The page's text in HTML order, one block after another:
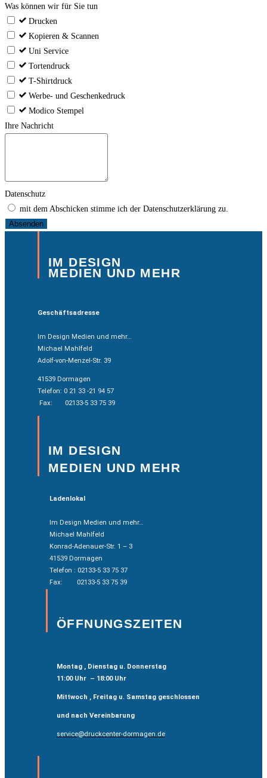
Was können wir für Sie tun
Drucken
Kopieren & Scannen
Uni Service
Tortendruck
T-Shirtdruck
Werbe- und Geschenkedruck
Modico Stempel
Ihre Nachricht
Datenschutz
mit dem Abschicken stimme ich der Datenschutzerklärung zu.
Absenden
IM DESIGN
MEDIEN UND MEHR
Geschäftsadresse
Im Design Medien und mehr…
Michael Mahlfeld
Adolf-von-Menzel-Str. 39
41539 Dormagen
Telefon: 0 21 33 -21 94 57
Fax: 02133-5 33 75 39
IM DESIGN
MEDIEN UND MEHR
Ladenlokal
Im Design Medien und mehr…
Michael Mahlfeld
Konrad-Adenauer-Str. 1 – 3
41539 Dormagen
Telefon : 02133-5 33 75 37
Fax: 02133-5 33 75 39
ÖFFNUNGSZEITEN
Montag , Dienstag u. Donnerstag
11:00 Uhr – 18:00 Uhr
Mittwoch , Freitag u. Samstag geschlossen
und nach Vereinbarung
service@druckcenter-dormagen.de